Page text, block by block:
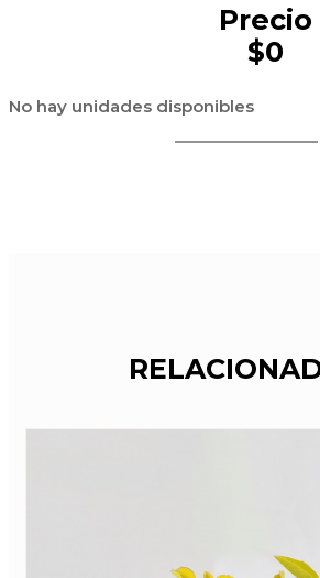
Precio
$0
No hay unidades disponibles